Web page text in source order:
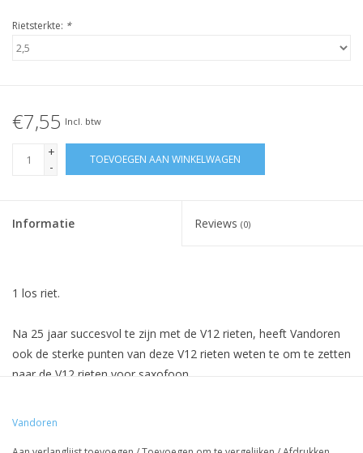
Rietsterkte: *
€7,55 Incl. btw
+
-
TOEVOEGEN AAN WINKELWAGEN
Informatie Reviews (0)
1 los riet.
Na 25 jaar succesvol te zijn met de V12 rieten, heeft Vandoren
ook de sterke punten van deze V12 rieten weten te om te zetten
naar de V12 rieten voor saxofoon.
V12 rieten worden gemaakt van riet met een iets grotere
Vandoren